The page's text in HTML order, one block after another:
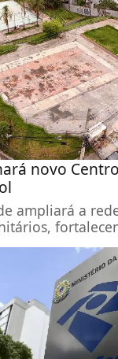
novo
ampliará a